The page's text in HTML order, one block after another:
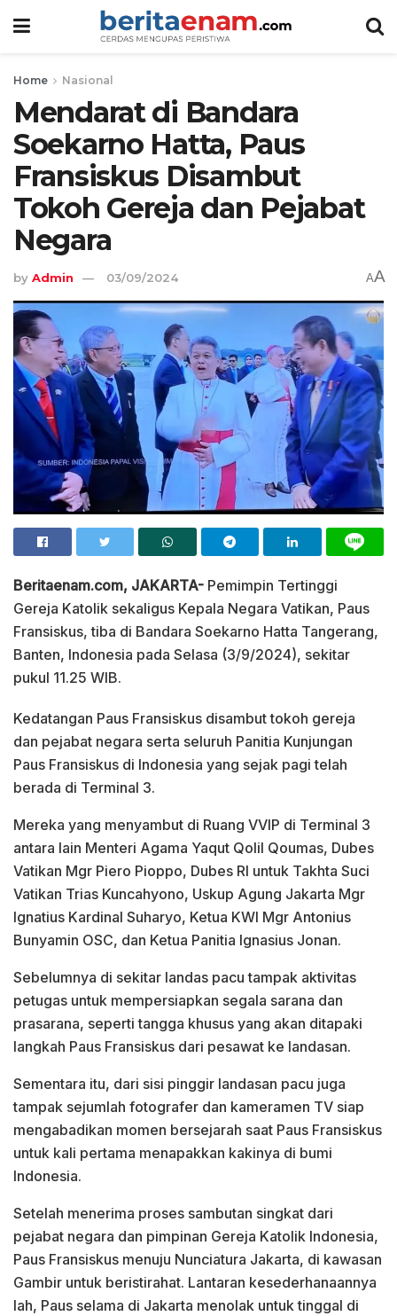
Home Nasional
Mendarat di Bandara
Soekarno Hatta, Paus
Fransiskus Disambut
Tokoh Gereja dan Pejabat
Negara
by Admin 03/09/2024 AA
Beritaenam.com, JAKARTA- Pemimpin Tertinggi
Gereja Katolik sekaligus Kepala Negara Vatikan, Paus
Fransiskus, tiba di Bandara Soekarno Hatta Tangerang,
Banten, Indonesia pada Selasa (3/9/2024), sekitar
pukul 11.25 WIB.
Kedatangan Paus Fransiskus disambut tokoh gereja
dan pejabat negara serta seluruh Panitia Kunjungan
Paus Fransiskus di Indonesia yang sejak pagi telah
berada di Terminal 3.
Mereka yang menyambut di Ruang VVIP di Terminal 3
antara lain Menteri Agama Yaqut Qolil Qoumas, Dubes
Vatikan Mgr Piero Pioppo, Dubes RI untuk Takhta Suci
Vatikan Trias Kuncahyono, Uskup Agung Jakarta Mgr
Ignatius Kardinal Suharyo, Ketua KWI Mgr Antonius
Bunyamin OSC, dan Ketua Panitia Ignasius Jonan.
Sebelumnya di sekitar landas pacu tampak aktivitas
petugas untuk mempersiapkan segala sarana dan
prasarana, seperti tangga khusus yang akan ditapaki
langkah Paus Fransiskus dari pesawat ke landasan.
Sementara itu, dari sisi pinggir landasan pacu juga
tampak sejumlah fotografer dan kameramen TV siap
mengabadikan momen bersejarah saat Paus Fransiskus
untuk kali pertama menapakkan kakinya di bumi
Indonesia.
Setelah menerima proses sambutan singkat dari
pejabat negara dan pimpinan Gereja Katolik Indonesia,
Paus Fransiskus menuju Nunciatura Jakarta, di kawasan
Gambir untuk beristirahat. Lantaran kesederhanaannya
lah, Paus selama di Jakarta menolak untuk tinggal di